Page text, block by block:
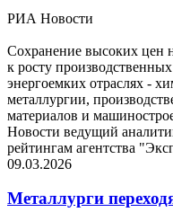
РИА Новости
Сохранение высоких цен
к росту
энергоемких отраслях -
металлургии,
материалов и
Новости ведущий
рейтингам агентства
09.03.2026
Металлурги